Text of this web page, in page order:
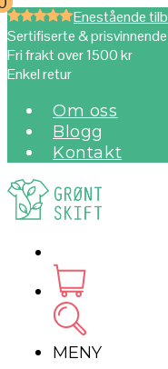
Enestående
Sertifiserte &
Fri frakt over 1500 kr
Enkel retur
Om oss
Blogg
Kontakt
MENY